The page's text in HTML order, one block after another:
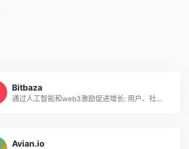
Bitbaza
通过人工智能和web3激励促进增长: 用户、社区、品牌、收入。
Avian.io